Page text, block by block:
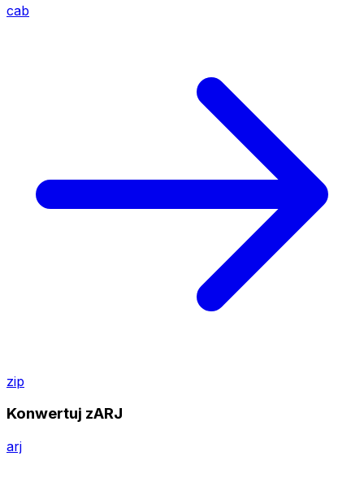
cab
zip
Konwertuj zARJ
arj